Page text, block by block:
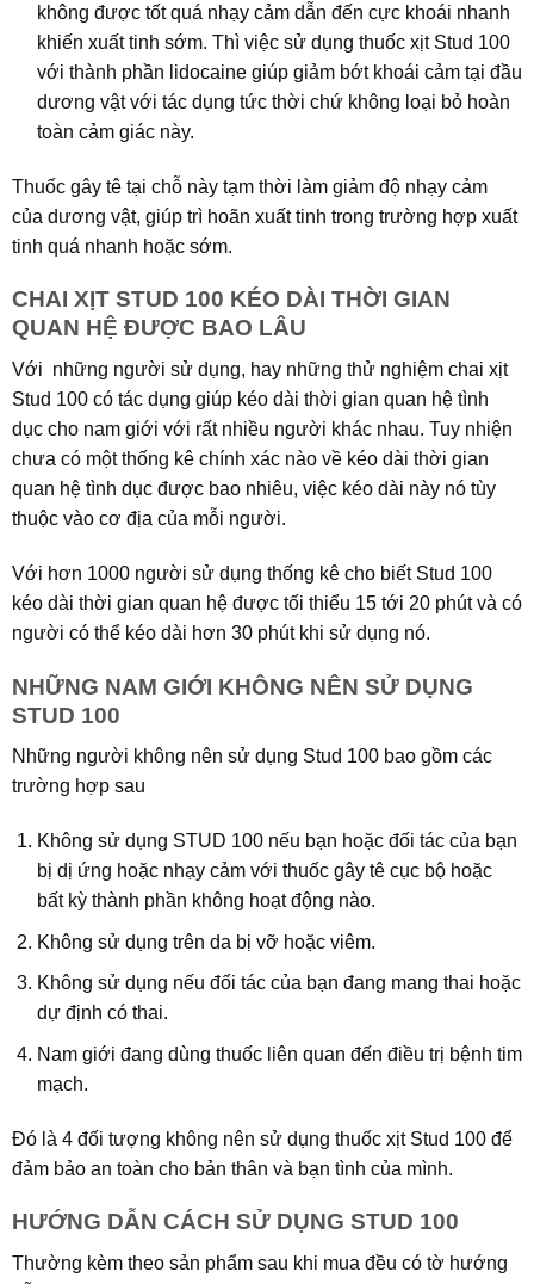
không được tốt quá nhạy cảm dẫn đến cực khoái nhanh
khiến xuất tinh sớm. Thì việc sử dụng thuốc xịt Stud 100
với thành phần lidocaine giúp giảm bớt khoái cảm tại đầu
dương vật với tác dụng tức thời chứ không loại bỏ hoàn
toàn cảm giác này.
Thuốc gây tê tại chỗ này tạm thời làm giảm độ nhạy cảm
của dương vật, giúp trì hoãn xuất tinh trong trường hợp xuất
tinh quá nhanh hoặc sớm.
CHAI XỊT STUD 100 KÉO DÀI THỜI GIAN
QUAN HỆ ĐƯỢC BAO LÂU
Với những người sử dụng, hay những thử nghiệm chai xịt
Stud 100 có tác dụng giúp kéo dài thời gian quan hệ tình
dục cho nam giới với rất nhiều người khác nhau. Tuy nhiện
chưa có một thống kê chính xác nào về kéo dài thời gian
quan hệ tình dục được bao nhiêu, việc kéo dài này nó tùy
thuộc vào cơ địa của mỗi người.
Với hơn 1000 người sử dụng thống kê cho biết Stud 100
kéo dài thời gian quan hệ được tối thiểu 15 tới 20 phút và có
người có thể kéo dài hơn 30 phút khi sử dụng nó.
NHỮNG NAM GIỚI KHÔNG NÊN SỬ DỤNG
STUD 100
Những người không nên sử dụng Stud 100 bao gồm các
trường hợp sau
Không sử dụng STUD 100 nếu bạn hoặc đối tác của bạn
bị dị ứng hoặc nhạy cảm với thuốc gây tê cục bộ hoặc
bất kỳ thành phần không hoạt động nào.
Không sử dụng trên da bị vỡ hoặc viêm.
Không sử dụng nếu đối tác của bạn đang mang thai hoặc
dự định có thai.
Nam giới đang dùng thuốc liên quan đến điều trị bệnh tim
mạch.
Đó là 4 đối tượng không nên sử dụng thuốc xịt Stud 100 để
đảm bảo an toàn cho bản thân và bạn tình của mình.
HƯỚNG DẪN CÁCH SỬ DỤNG STUD 100
Thường kèm theo sản phẩm sau khi mua đều có tờ hướng